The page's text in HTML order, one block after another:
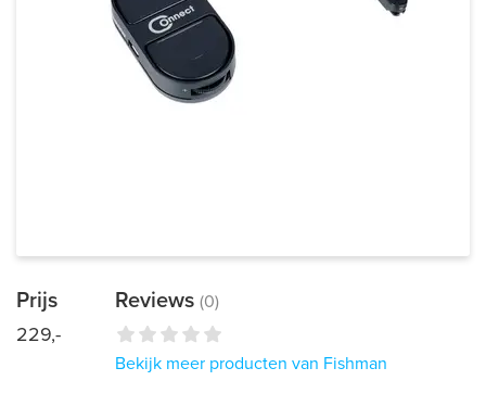
Prijs
229,-
Reviews (0)
Bekijk meer producten van Fishman